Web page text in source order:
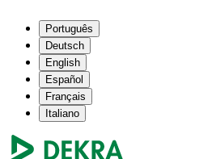
Português
Deutsch
English
Español
Français
Italiano